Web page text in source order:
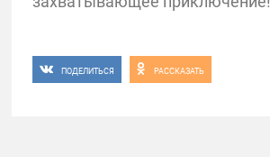
ПОДЕЛИТЬСЯ РАССКАЗАТЬ